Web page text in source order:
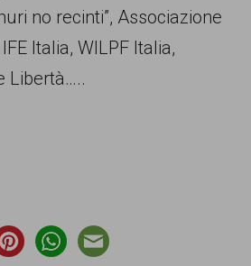
no recinti”, Associazione
Italia, WILPF Italia,
Libertà…..